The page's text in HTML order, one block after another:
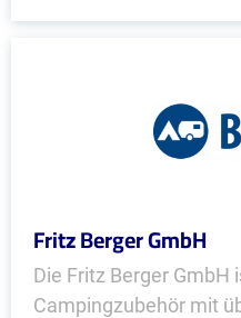
Fritz Berger GmbH
Die Fritz Berger GmbH
Campingzubehör mit